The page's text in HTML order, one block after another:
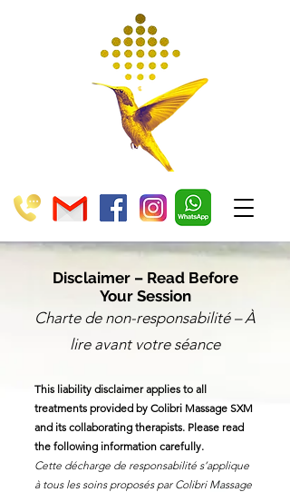
Disclaimer – Read Before
Your Session
Charte de non-responsabilité – À
lire avant votre séance
This liability disclaimer applies to all
treatments provided by Colibri Massage SXM
and its collaborating therapists. Please read
the following information carefully.
Cette décharge de responsabilité s’applique
à tous les soins proposés par Colibri Massage